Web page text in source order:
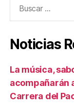
Noticias
La música,
acompañarán
Carrera del